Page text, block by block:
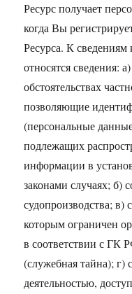
Ресурс получает
когда Вы
Ресурса. К сведениям
относятся сведения:
обстоятельствах
позволяющие
(персональные
подлежащих
информации в
законами случаях; б)
судопроизводства; в)
которым ограничен
в соответствии с ГК
(служебная тайна); г)
деятельностью,